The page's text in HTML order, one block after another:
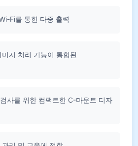
Fi를 통한 다중 출력
지 처리 기능이 통합된
사를 위한 컴팩트한 C-마운트 디자